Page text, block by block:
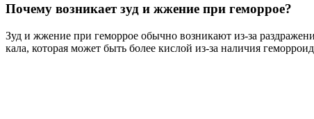
Почему возникает зуд и жжение при геморрое?
Зуд и жжение при геморрое обычно возникают из-за
кала, которая может быть более кислой из-за наличия